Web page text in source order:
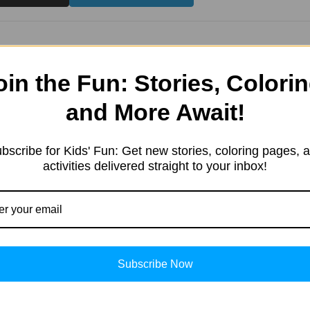
started in 2019 with a
information. Our
in different
Kids’ products,
more.
the Fun: Stories,
and More Await!
for Kids' Fun: Get new stories, coloring pages,
activities delivered straight to your inbox!
Subscribe Now